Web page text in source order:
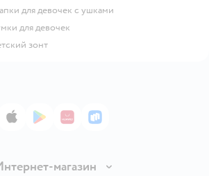
Шапки для девочек с ушками
для девочек
зонт
App StoreGoogle Play
AppGallery
RuStore
магазин